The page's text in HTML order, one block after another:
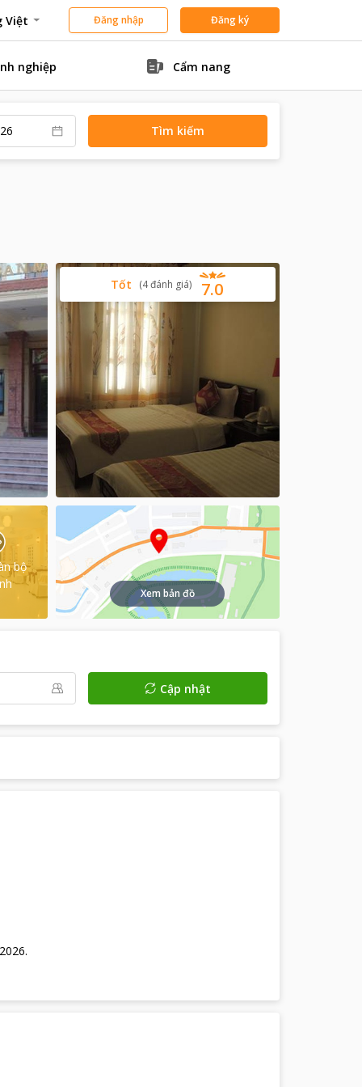
Việt Đăng nhập Đăng ký
nghiệp Cẩm nang
Tìm kiếm
7.0
Tốt (4 đánh giá)
bộ
Xem bản đồ
Cập nhật
.